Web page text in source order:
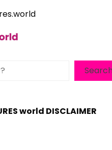
world DISCLAIMER